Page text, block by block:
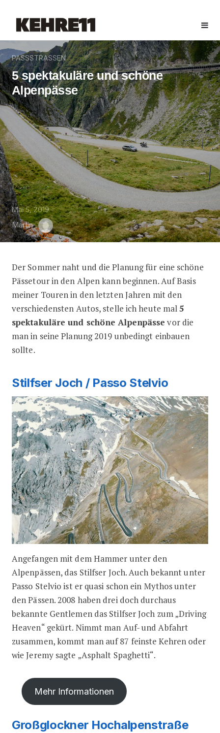
PASSSTRASSEN
5 spektakuläre und schöne
Alpenpässe
Mai 5, 2019
Martin
5 spektakuläre und schöne
Der Sommer naht und die Planung für eine schöne
Pässetour in den Alpen kann beginnen. Auf Basis
meiner Touren in den letzten Jahren mit den
verschiedensten Autos, stelle ich heute mal5
spektakuläre und schöne Alpenpässe vor die
man in seine Planung 2019 unbedingt einbauen
sollte.
Stilfser Joch / Passo Stelvio
Angefangen mit dem Hammer unter den
Alpenpässen, das Stilfser Joch. Auch bekannt unter
Passo Stelvio ist er quasi schon ein Mythos unter
den Pässen. 2008 haben drei doch durchaus
bekannte Gentlemen das Stilfser Joch zum „Driving
Heaven“ gekürt. Nimmt man Auf- und Abfahrt
zusammen, kommt man auf 87 feinste Kehren oder
wie Jeremy sagte „Asphalt Spaghetti“.
Mehr Informationen
Großglockner Hochalpenstraße